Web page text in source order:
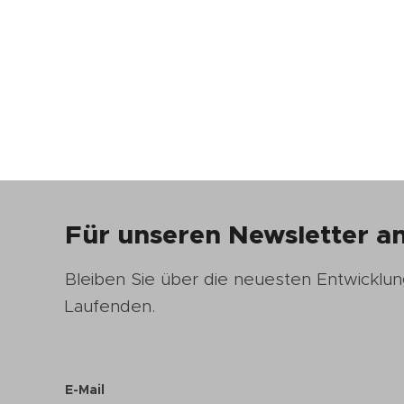
Für unseren Newsletter
Bleiben Sie über die neuesten
Laufenden.
E-Mail